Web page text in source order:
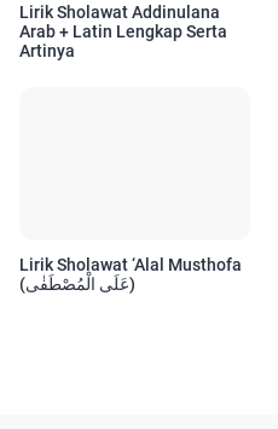
Lirik Sholawat Addinulana
Arab + Latin Lengkap Serta
Artinya
Lirik Sholawat ‘Alal Musthofa
(عَلَى الْمُصْطَفٰى)